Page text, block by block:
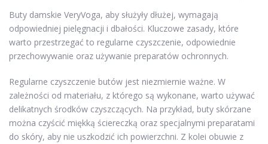
Buty damskie VeryVoga, aby służyły dłużej, wymagają
odpowiedniej pielęgnacji i dbałości. Kluczowe zasady, które
warto przestrzegać to regularne czyszczenie, odpowiednie
przechowywanie oraz używanie preparatów ochronnych.
Regularne czyszczenie butów jest niezmiernie ważne. W
zależności od materiału, z którego są wykonane, warto używać
delikatnych środków czyszczących. Na przykład, buty skórzane
można czyścić miękką ściereczką oraz specjalnymi preparatami
do skóry, aby nie uszkodzić ich powierzchni. Z kolei obuwie z